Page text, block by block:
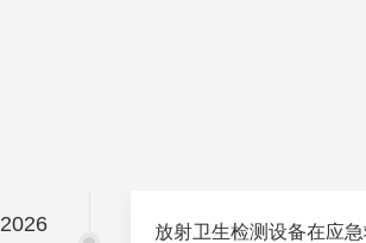
2026
放射卫生检测设备在应